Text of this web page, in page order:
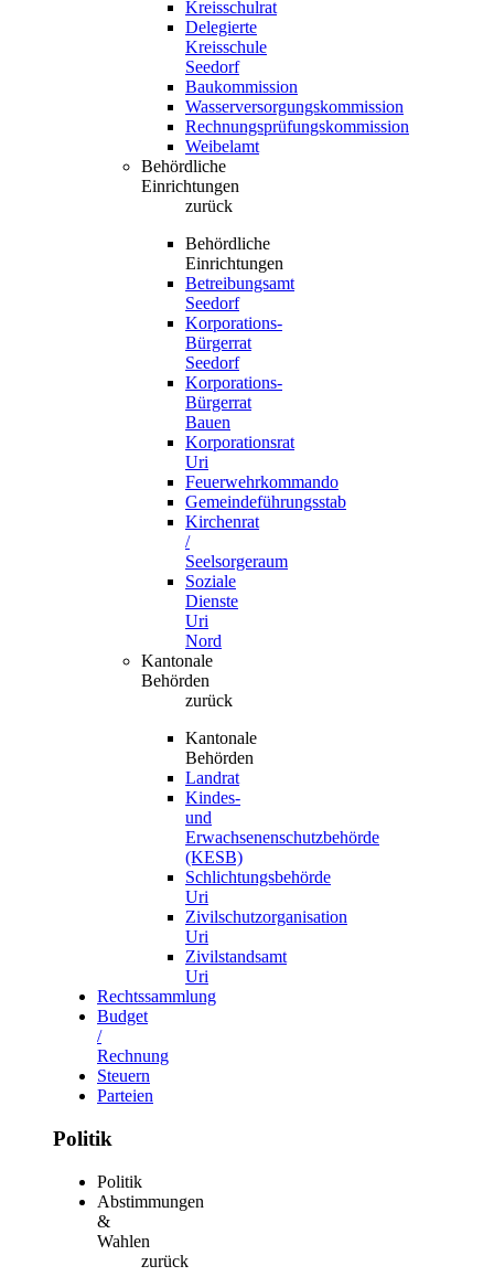
Kreisschulrat
Delegierte
Kreisschule
Seedorf
Baukommission
Wasserversorgungskommission
Rechnungsprüfungskommission
Weibelamt
Behördliche
Einrichtungen
zurück
Behördliche
Einrichtungen
Betreibungsamt
Seedorf
Korporations-
Bürgerrat
Seedorf
Korporations-
Bürgerrat
Bauen
Korporationsrat
Uri
Feuerwehrkommando
Gemeindeführungsstab
Kirchenrat
/
Seelsorgeraum
Soziale
Dienste
Uri
Nord
Kantonale
Behörden
zurück
Kantonale
Behörden
Landrat
Kindes-
und
Erwachsenenschutzbehörde
(KESB)
Schlichtungsbehörde
Uri
Zivilschutzorganisation
Uri
Zivilstandsamt
Uri
Rechtssammlung
Budget
/
Rechnung
Steuern
Parteien
Politik
Politik
Abstimmungen
&
Wahlen
zurück